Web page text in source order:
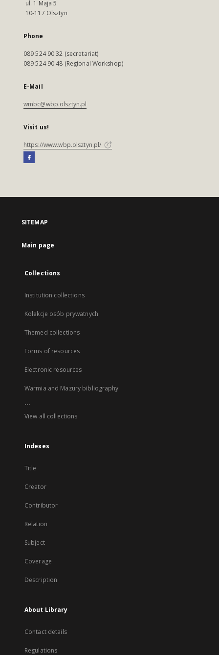
ul. 1 Maja 5
10-117 Olsztyn
Phone
089 524 90 32 (secretariat)
089 524 90 48 (Regional Workshop)
E-Mail
wmbc@wbp.olsztyn.pl
Visit us!
https://www.wbp.olsztyn.pl/
SITEMAP
Main page
Collections
Institution collections
Kolekcje osób prywatnych
Themed collections
Forms of resources
Electronic resources
Warmia and Mazury bibliography
...
View all collections
Indexes
Title
Creator
Contributor
Relation
Subject
Coverage
Description
About Library
Contact details
Regulations